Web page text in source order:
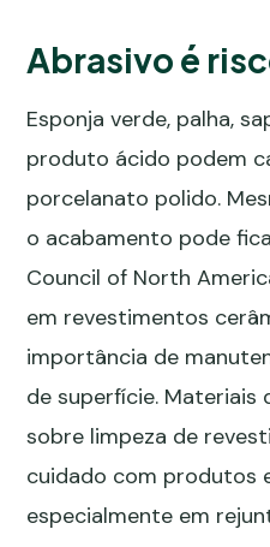
Abrasivo é
Esponja verde, palha,
produto ácido podem
porcelanato polido.
o acabamento pode
Council of North
em revestimentos
importância de
de superfície. Materiais
sobre limpeza de
cuidado com produtos
especialmente em